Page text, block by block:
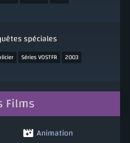
spéciales
Séries VOSTFR 2003
Films
Animation